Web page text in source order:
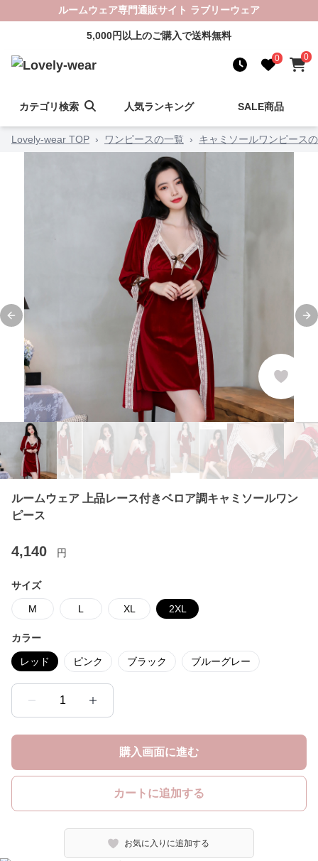
ルームウェア専門通販サイト ラブリーウェア
5,000円以上のご購入で送料無料
0 0
カテゴリ検索 人気ランキング SALE商品
Lovely-wear TOP › ワンピースの一覧 › キャミソールワンピース
Previous slide
ルームウェア 上品レース付きベロア調キャミソールワン
ピース
4,140 円
サイズ
M L XL 2XL
カラー
レッド ピンク ブラック ブルーグレー
1
購入画面に進む
カートに追加する
お気に入りに追加する